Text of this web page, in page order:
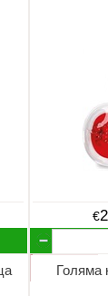
€
Голяма